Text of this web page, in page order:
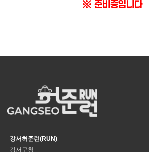
※ 준비중입니다
강서허준런(RUN)
강서구청